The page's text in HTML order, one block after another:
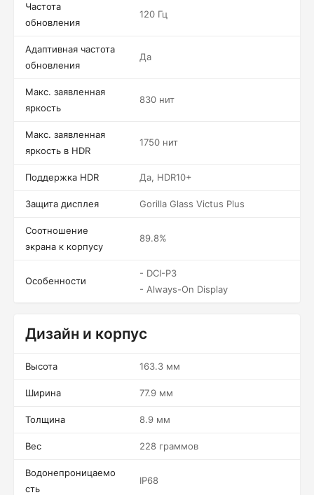
Частота
обновления
120 Гц
Адаптивная частота
обновления
Да
Макс. заявленная
яркость
830 нит
Макс. заявленная
яркость в HDR
1750 нит
Поддержка HDR Да, HDR10+
Защита дисплея Gorilla Glass Victus Plus
Соотношение
экрана к корпусу
89.8%
Особенности
- DCI-P3
- Always-On Display
Дизайн и корпус
Высота 163.3 мм
Ширина 77.9 мм
Толщина 8.9 мм
Вес 228 граммов
Водонепроницаемо
сть
IP68